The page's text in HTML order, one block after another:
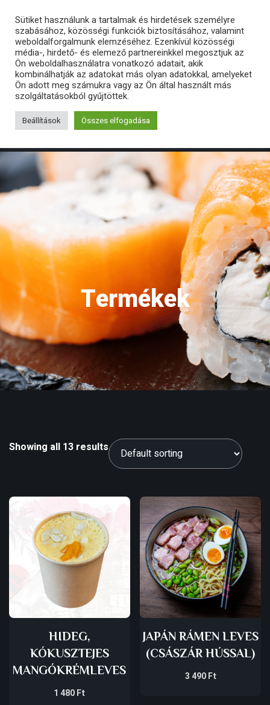
Termékek
Showing all 13 results
HIDEG,
KÓKUSZTEJES
MANGÓKRÉMLEVES
1 480Ft
JAPÁN RÁMEN LEVES
(CSÁSZÁR HÚSSAL)
3 490Ft
Sütiket használunk a tartalmak és hirdetések személyre
szabásához, közösségi funkciók biztosításához, valamint
weboldalforgalmunk elemzéséhez. Ezenkívül közösségi
média-, hirdető- és elemező partnereinkkel megosztjuk az
Ön weboldalhasználatra vonatkozó adatait, akik
kombinálhatják az adatokat más olyan adatokkal, amelyeket
Ön adott meg számukra vagy az Ön által használt más
szolgáltatásokból gyűjtöttek.
Beállítások Összes elfogadása